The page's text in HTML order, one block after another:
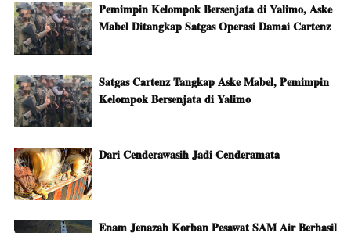
Pemimpin Kelompok Bersenjata di Yalimo, Aske
Mabel Ditangkap Satgas Operasi Damai Cartenz
Satgas Cartenz Tangkap Aske Mabel, Pemimpin
Kelompok Bersenjata di Yalimo
Dari Cenderawasih Jadi Cenderamata
Enam Jenazah Korban Pesawat SAM Air Berhasil